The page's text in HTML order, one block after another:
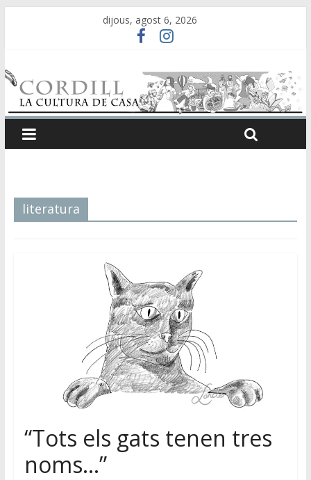
dijous, agost 6, 2026
literatura
“Tots els gats tenen tres
noms…”